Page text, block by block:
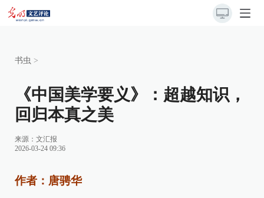
书虫 >
《中国美学要义》：超越知识，
回归本真之美
来源： 文汇报
2026-03-24 09:36
作者：唐骋华